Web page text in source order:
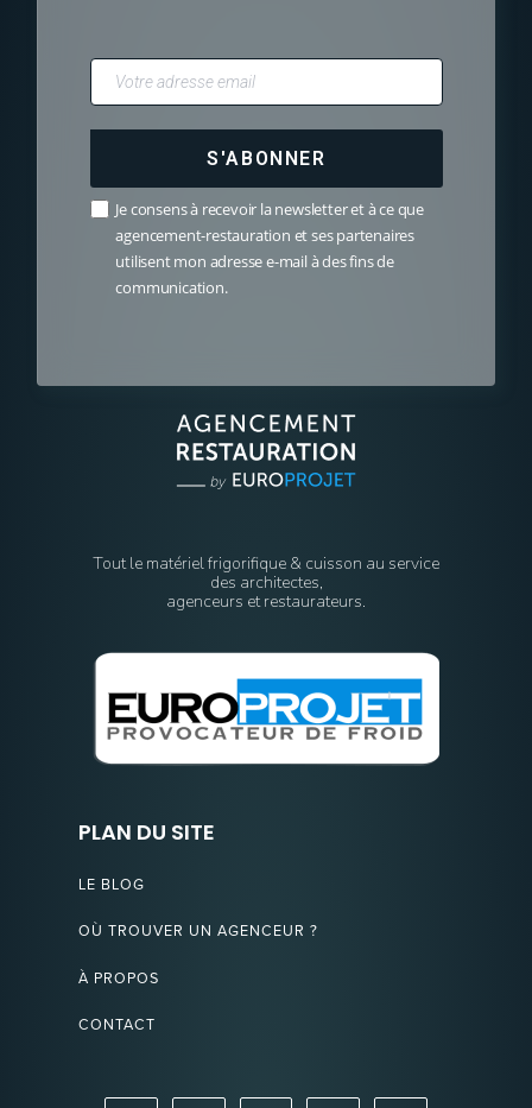
S'ABONNER
Je consens à recevoir la newsletter et à ce que
agencement-restauration et ses partenaires
utilisent mon adresse e-mail à des fins de
communication.
Tout le matériel frigorifique & cuisson au service
des architectes,
agenceurs et restaurateurs.
PLAN DU SITE
LE BLOG
OÙ TROUVER UN AGENCEUR ?
À PROPOS
CONTACT